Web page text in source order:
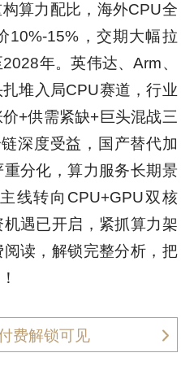
算力配比，海外CPU全
10%-15%，交期大幅拉
年。英伟达、Arm、
堆入局CPU赛道，行业
+供需紧缺+巨头混战三
深度受益，国产替代加
分化，算力服务长期景
线转向CPU+GPU双核
遇已开启，紧抓算力架
读，解锁完整分析，把
费解锁可见